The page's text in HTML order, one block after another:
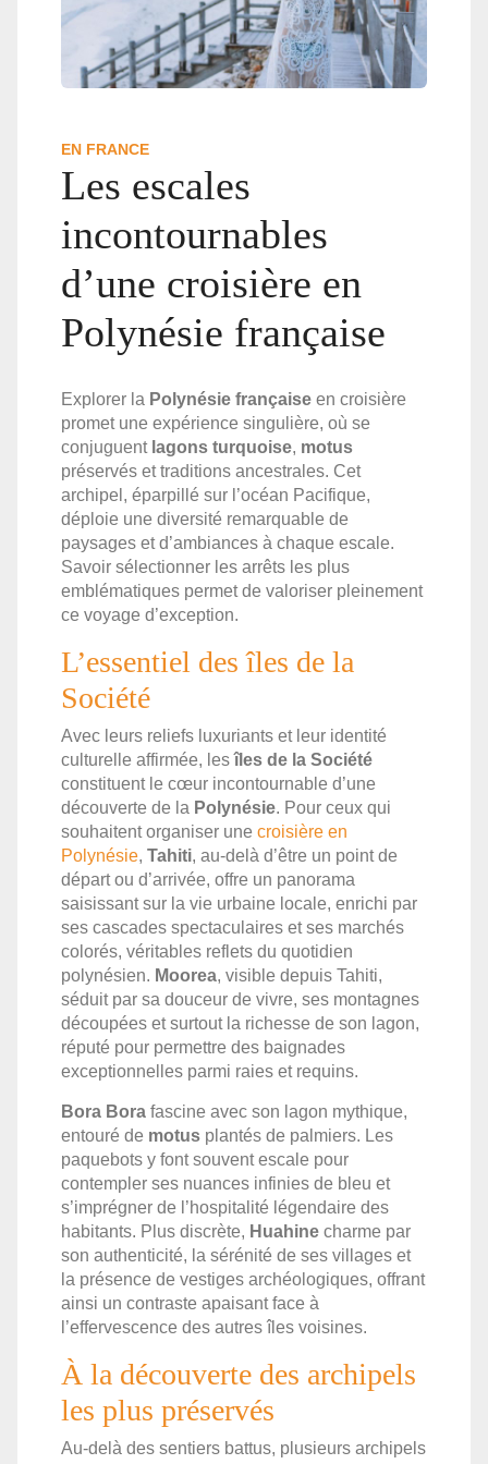
EN FRANCE
Les escales
incontournables
d’une croisière en
Polynésie française
Explorer la Polynésie française en croisière
promet une expérience singulière, où se
conjuguent lagons turquoise, motus
préservés et traditions ancestrales. Cet
archipel, éparpillé sur l’océan Pacifique,
déploie une diversité remarquable de
paysages et d’ambiances à chaque escale.
Savoir sélectionner les arrêts les plus
emblématiques permet de valoriser pleinement
ce voyage d’exception.
L’essentiel des îles de la
Société
Avec leurs reliefs luxuriants et leur identité
culturelle affirmée, lesîles de la Société
constituent le cœur incontournable d’une
découverte de la Polynésie. Pour ceux qui
souhaitent organiser une croisière en
Polynésie, Tahiti, au-delà d’être un point de
départ ou d’arrivée, offre un panorama
saisissant sur la vie urbaine locale, enrichi par
ses cascades spectaculaires et ses marchés
colorés, véritables reflets du quotidien
polynésien. Moorea, visible depuis Tahiti,
séduit par sa douceur de vivre, ses montagnes
découpées et surtout la richesse de son lagon,
réputé pour permettre des baignades
exceptionnelles parmi raies et requins.
Bora Bora fascine avec son lagon mythique,
entouré de motus plantés de palmiers. Les
paquebots y font souvent escale pour
contempler ses nuances infinies de bleu et
s’imprégner de l’hospitalité légendaire des
habitants. Plus discrète, Huahine charme par
son authenticité, la sérénité de ses villages et
la présence de vestiges archéologiques, offrant
ainsi un contraste apaisant face à
l’effervescence des autres îles voisines.
À la découverte des archipels
les plus préservés
Au-delà des sentiers battus, plusieurs archipels